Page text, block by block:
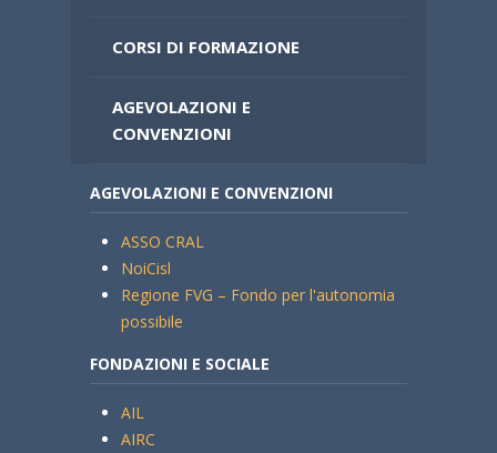
CORSI DI FORMAZIONE
AGEVOLAZIONI E
CONVENZIONI
AGEVOLAZIONI E CONVENZIONI
ASSO CRAL
NoiCisl
Regione FVG – Fondo per l'autonomia
possibile
FONDAZIONI E SOCIALE
AIL
AIRC